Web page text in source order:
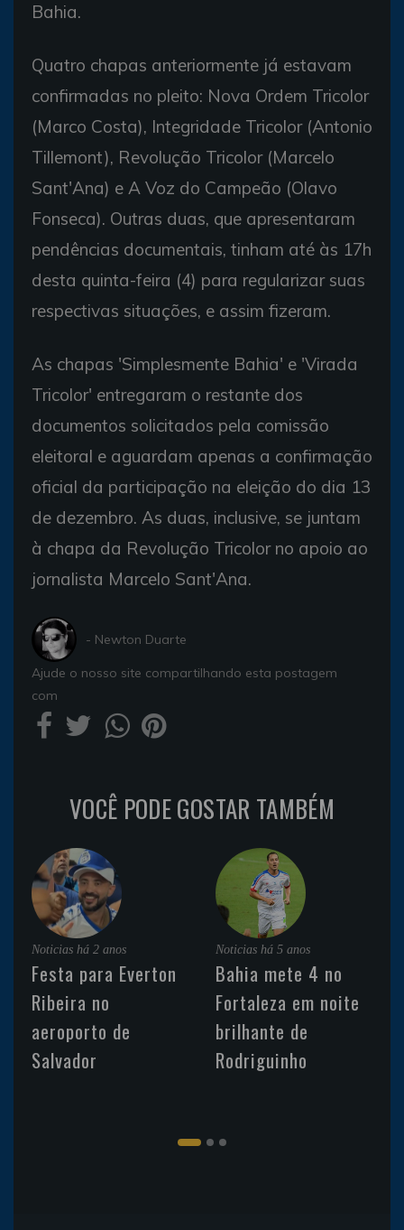
Bahia.
Quatro chapas anteriormente já estavam
confirmadas no pleito: Nova Ordem Tricolor
(Marco Costa), Integridade Tricolor (Antonio
Tillemont), Revolução Tricolor (Marcelo
Sant'Ana) e A Voz do Campeão (Olavo
Fonseca). Outras duas, que apresentaram
pendências documentais, tinham até às 17h
desta quinta-feira (4) para regularizar suas
respectivas situações, e assim fizeram.
As chapas 'Simplesmente Bahia' e 'Virada
Tricolor' entregaram o restante dos
documentos solicitados pela comissão
eleitoral e aguardam apenas a confirmação
oficial da participação na eleição do dia 13
de dezembro. As duas, inclusive, se juntam
à chapa da Revolução Tricolor no apoio ao
jornalista Marcelo Sant'Ana.
- Newton Duarte
Ajude o nosso site compartilhando esta postagem
com
VOCÊ PODE GOSTAR TAMBÉM
Noticias há 2 anos
Festa para Everton
Ribeira no
aeroporto de
Salvador
Noticias há 5 anos
Bahia mete 4 no
Fortaleza em noite
brilhante de
Rodriguinho